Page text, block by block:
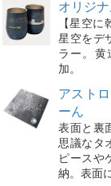
オリジ
【星空
星空をデ
ラー。黄
加。
アスト
ーん
表面と裏
思議なタ
ピースや
納。表面